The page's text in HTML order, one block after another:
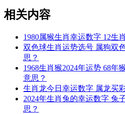
相关内容
1980属猴生肖幸运数字 12生
双色球生肖运势选号 属狗双
思？
1968生肖猴2024年运势 68年
意思？
生肖龙今日幸运数字 属龙买
2024年生肖兔的幸运数字 兔
思？